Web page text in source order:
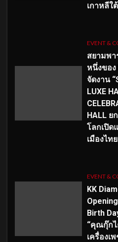
เกาหลีใต้
EVENT &
สยามพา
หนึ่งของ
จัดงาน
LUXE
HALL ย
โลกเปิด
เมืองไทย
EVENT &
KK
Birth
“คุณกุ๊กไ
เครื่องเ